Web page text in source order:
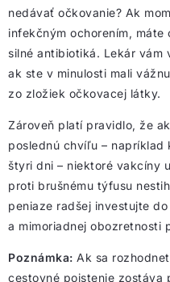
nedávať očkovanie? Ak
infekčným ochorením,
silné antibiotiká. Lekár vám
ak ste v minulosti mali
zo zložiek očkovacej látky.
Zároveň platí pravidlo, že
poslednú chvíľu – napríklad
štyri dni – niektoré vakcíny
proti brušnému týfusu
peniaze radšej investujte
a mimoriadnej obozretnosti
Poznámka: Ak sa
cestovné poistenie zostáva